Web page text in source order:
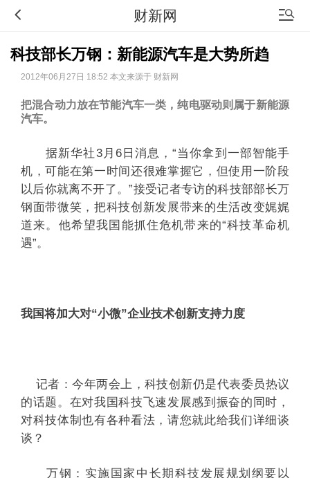
财新网
科技部长万钢：新能源汽车是大势所趋
2012年06月27日 18:52 本文来源于 财新网
把混合动力放在节能汽车一类，纯电驱动则属于新能源
汽车。
据新华社3月6日消息，“当你拿到一部智能手
机，可能在第一时间还很难掌握它，但使用一阶段
以后你就离不开了。”接受记者专访的科技部部长万
钢面带微笑，把科技创新发展带来的生活改变娓娓
道来。他希望我国能抓住危机带来的“科技革命机
遇”。
我国将加大对“小微”企业技术创新支持力度
记者：今年两会上，科技创新仍是代表委员热议
的话题。在对我国科技飞速发展感到振奋的同时，
对科技体制也有各种看法，请您就此给我们详细谈
谈？
万钢：实施国家中长期科技发展规划纲要以